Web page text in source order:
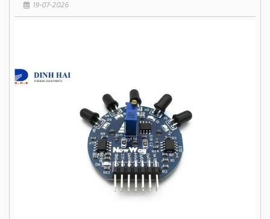
19-07-2026